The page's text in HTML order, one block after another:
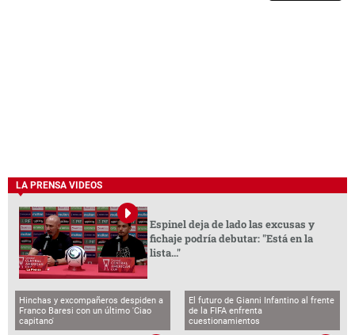
LA PRENSA VIDEOS
Espinel deja de lado las excusas y
fichaje podría debutar: "Está en la
lista..."
Hinchas y excompañeros despiden a
Franco Baresi con un último 'Ciao
capitano'
El futuro de Gianni Infantino al frente
de la FIFA enfrenta
cuestionamientos